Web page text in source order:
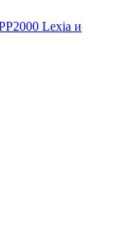
Lexia и